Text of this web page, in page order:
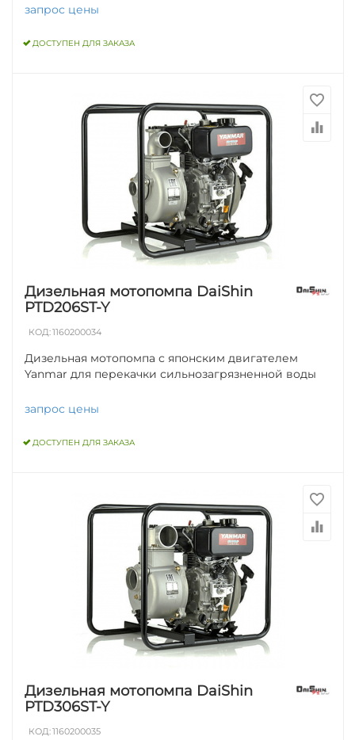
запрос цены
ДОСТУПЕН ДЛЯ ЗАКАЗА
Дизельная мотопомпа DaiShin
PTD206ST-Y
КОД:1160200034
Дизельная мотопомпа с японским двигателем
Yanmar для перекачки сильнозагрязненной воды
запрос цены
ДОСТУПЕН ДЛЯ ЗАКАЗА
Дизельная мотопомпа DaiShin
PTD306ST-Y
КОД:1160200035